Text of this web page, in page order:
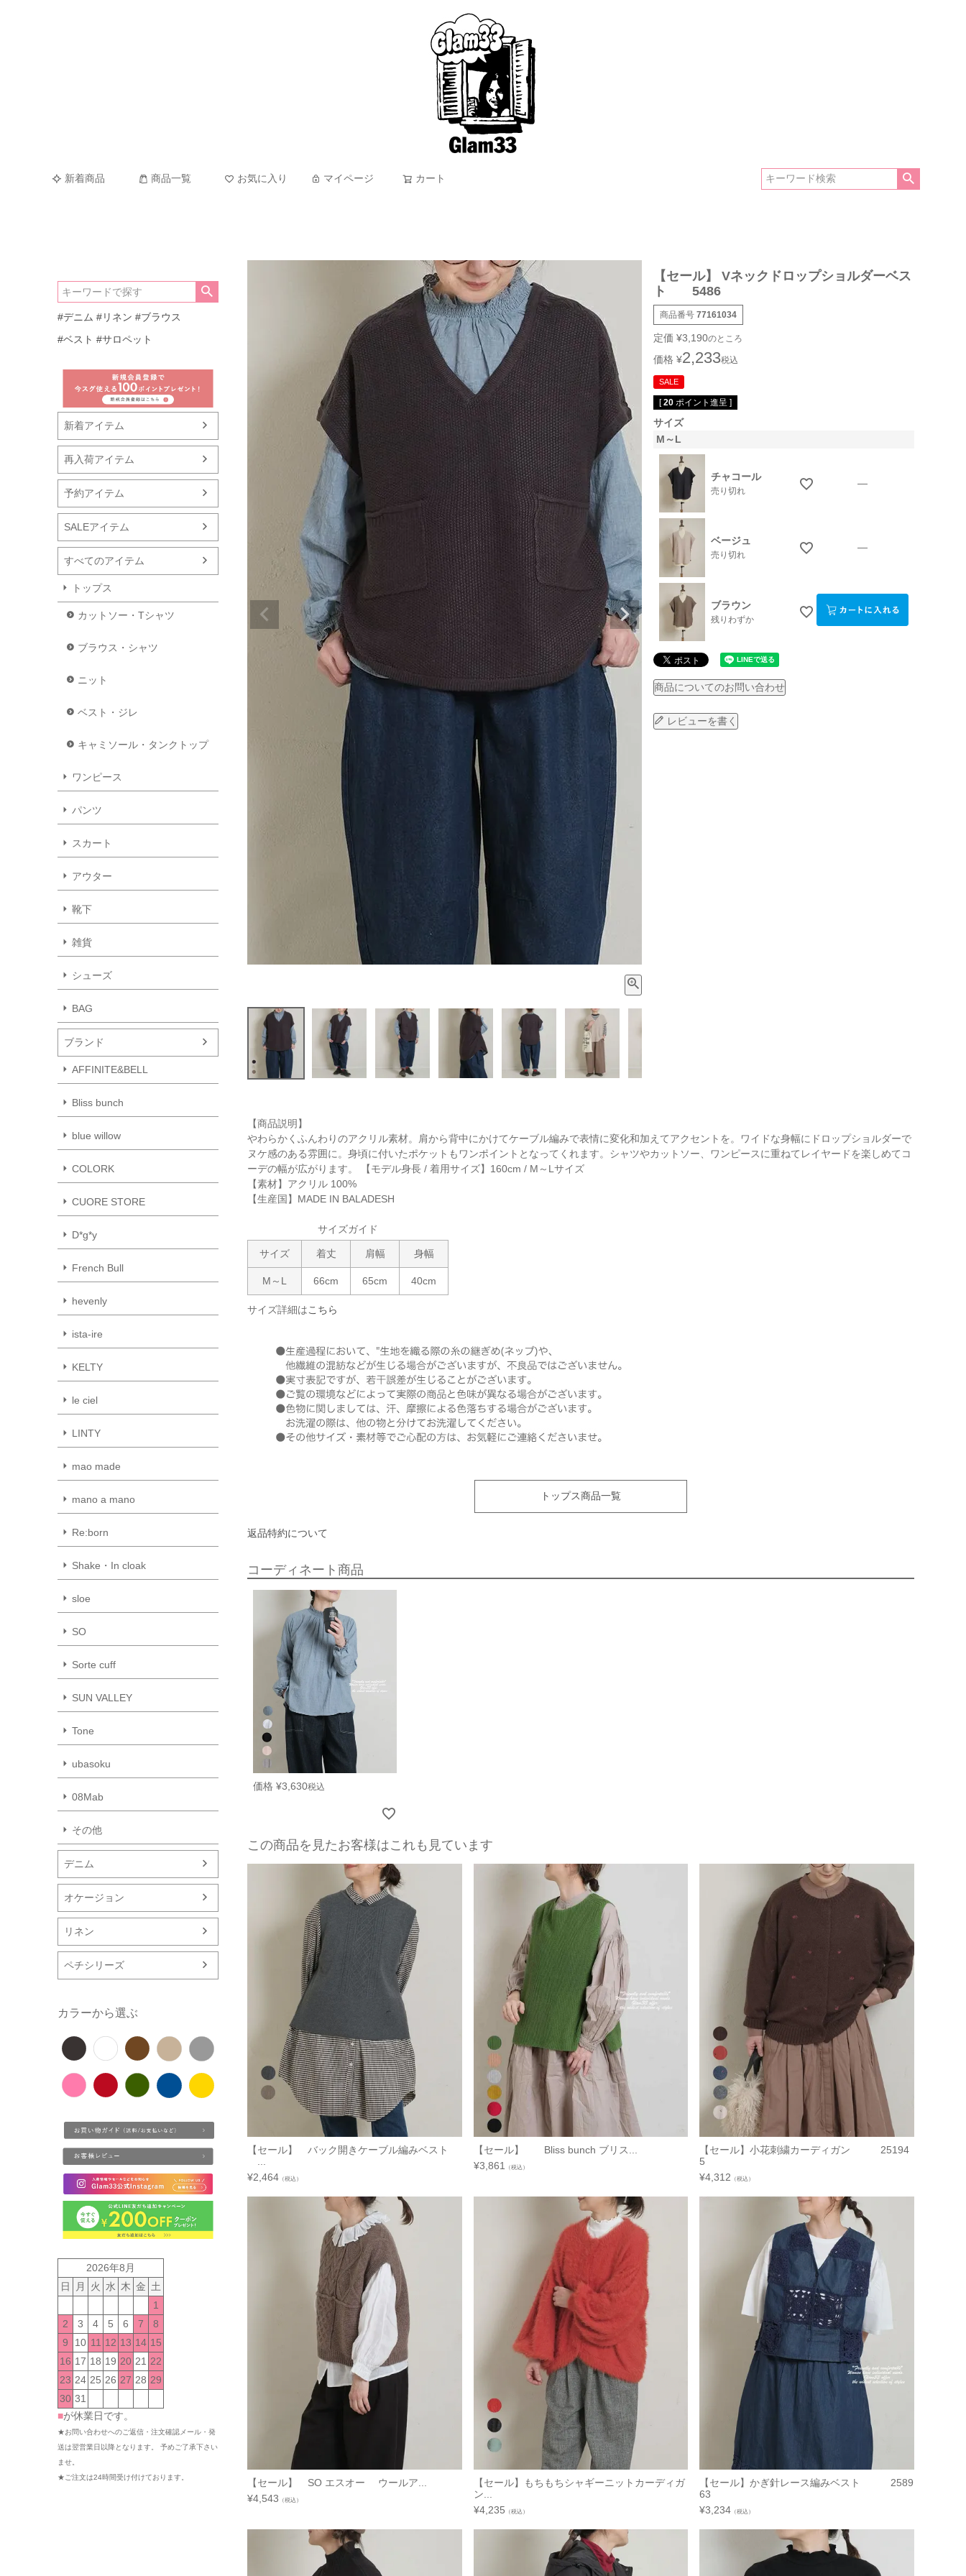
新着商品 商品一覧 お気に入り マイページ カート
#デニム #リネン #ブラウス
#ベスト #サロペット
新着アイテム
再入荷アイテム
予約アイテム
SALEアイテム
すべてのアイテム
トップス
カットソー・Tシャツ
ブラウス・シャツ
ニット
ベスト・ジレ
キャミソール・タンクトップ
ワンピース
パンツ
スカート
アウター
靴下
雑貨
シューズ
BAG
ブランド
AFFINITE&BELL
Bliss bunch
blue willow
COLORK
CUORE STORE
D*g*y
French Bull
hevenly
ista-ire
KELTY
le ciel
LINTY
mao made
mano a mano
Re:born
Shake・In cloak
sloe
SO
Sorte cuff
SUN VALLEY
Tone
ubasoku
08Mab
その他
デニム
オケージョン
リネン
ペチシリーズ
カラーから選ぶ
2026年8月
日
月 火 水 木 金 土
1
2
3 4 5 6 7
8
9
10 11 12 13 14 15
16 17 18 19 20 21 22
23 24 25 26 27 28 29
30 31
■が休業日です。
★お問い合わせへのご返信・注文確認メール・発
送は翌営業日以降となります。 予めご了承下さい
ませ。
★ご注文は24時間受け付けております。
【セール】 Vネックドロップショルダーベス
ト 5486
商品番号 77161034
定価 ¥3,190のところ
価格 ¥2,233税込
SALE
[ 20 ポイント進呈 ]
サイズ
M～L
チャコール
売り切れ
—
ベージュ
売り切れ
—
ブラウン
残りわずか
商品についてのお問い合わせ
レビューを書く
【商品説明】
やわらかくふんわりのアクリル素材。肩から背中にかけてケーブル編みで表情に変化和加えてアクセントを。ワイドな身幅にドロップショルダーで
ヌケ感のある雰囲に。身頃に付いたポケットもワンポイントとなってくれます。シャツやカットソー、ワンピースに重ねてレイヤードを楽しめてコ
ーデの幅が広がります。 【モデル身長 / 着用サイズ】160cm / M～Lサイズ
【素材】アクリル 100%
【生産国】MADE IN BALADESH
サイズガイド
サイズ 着丈 肩幅 身幅
M～L 66cm 65cm 40cm
サイズ詳細はこちら
トップス商品一覧
返品特約について
コーディネート商品
価格 ¥3,630税込
この商品を見たお客様はこれも見ています
【セール】 バック開きケーブル編みベスト
¥2,464 （税込）
【セール】 Bliss bunch ブリス...
¥3,861 （税込）
【セール】小花刺繍カーディガン 25194
5
¥4,312 （税込）
【セール】 SO エスオー ウールア...
¥4,543 （税込）
【セール】もちもちシャギーニットカーディガ
ン...
¥4,235 （税込）
【セール】かぎ針レース編みベスト 2589
63
¥3,234 （税込）